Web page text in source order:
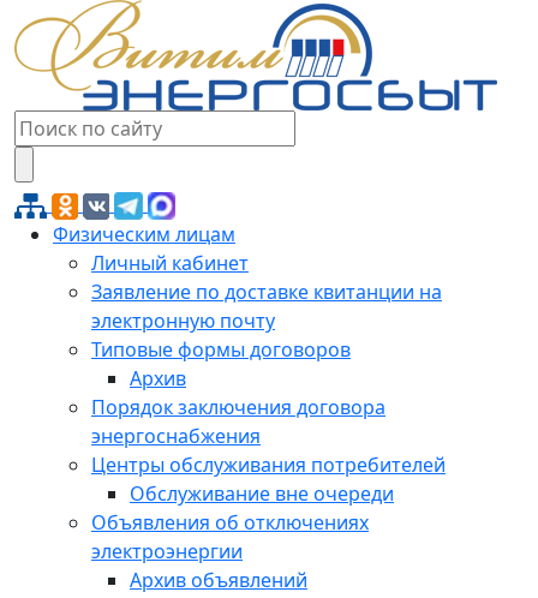
Физическим лицам
Личный кабинет
Заявление по доставке квитанции на
электронную почту
Типовые формы договоров
Архив
Порядок заключения договора
энергоснабжения
Центры обслуживания потребителей
Обслуживание вне очереди
Объявления об отключениях
электроэнергии
Архив объявлений